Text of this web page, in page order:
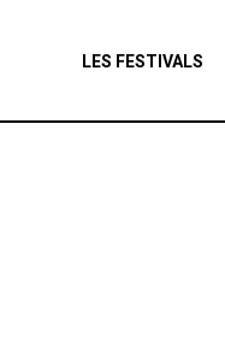
LES FESTIVALS